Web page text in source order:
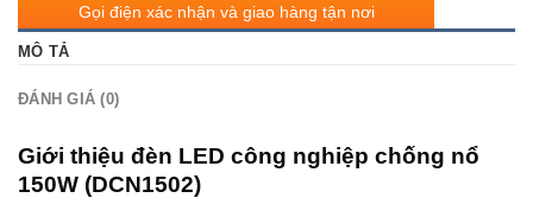
Gọi điện xác nhận và giao hàng tận nơi
MÔ TẢ
ĐÁNH GIÁ (0)
Giới thiệu đèn LED công nghiệp chống nổ
150W (DCN1502)